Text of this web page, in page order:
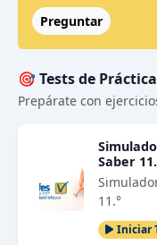
Preguntar
🎯 Tests de Práctica
Prepárate con
Saber
11.°
Iniciar